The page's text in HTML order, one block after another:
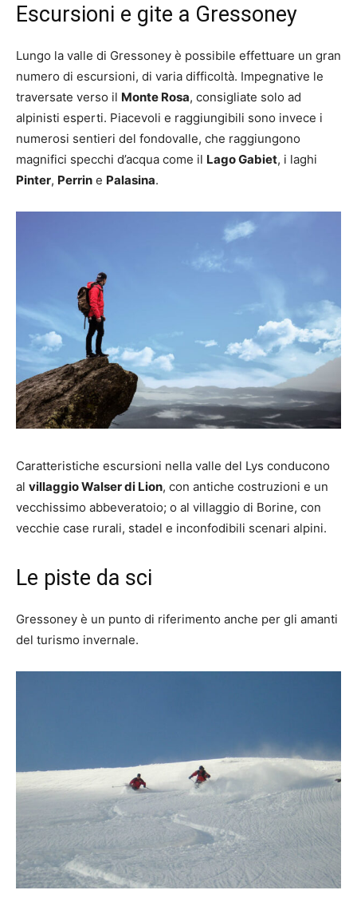
Escursioni e gite a Gressoney
Lungo la valle di Gressoney è possibile effettuare un gran
numero di escursioni, di varia difficoltà. Impegnative le
traversate verso il Monte Rosa, consigliate solo ad
alpinisti esperti. Piacevoli e raggiungibili sono invece i
numerosi sentieri del fondovalle, che raggiungono
magnifici specchi d’acqua come il Lago Gabiet, i laghi
Pinter, Perrin e Palasina.
Caratteristiche escursioni nella valle del Lys conducono
al villaggio Walser di Lion, con antiche costruzioni e un
vecchissimo abbeveratoio; o al villaggio di Borine, con
vecchie case rurali, stadel e inconfodibili scenari alpini.
Le piste da sci
Gressoney è un punto di riferimento anche per gli amanti
del turismo invernale.